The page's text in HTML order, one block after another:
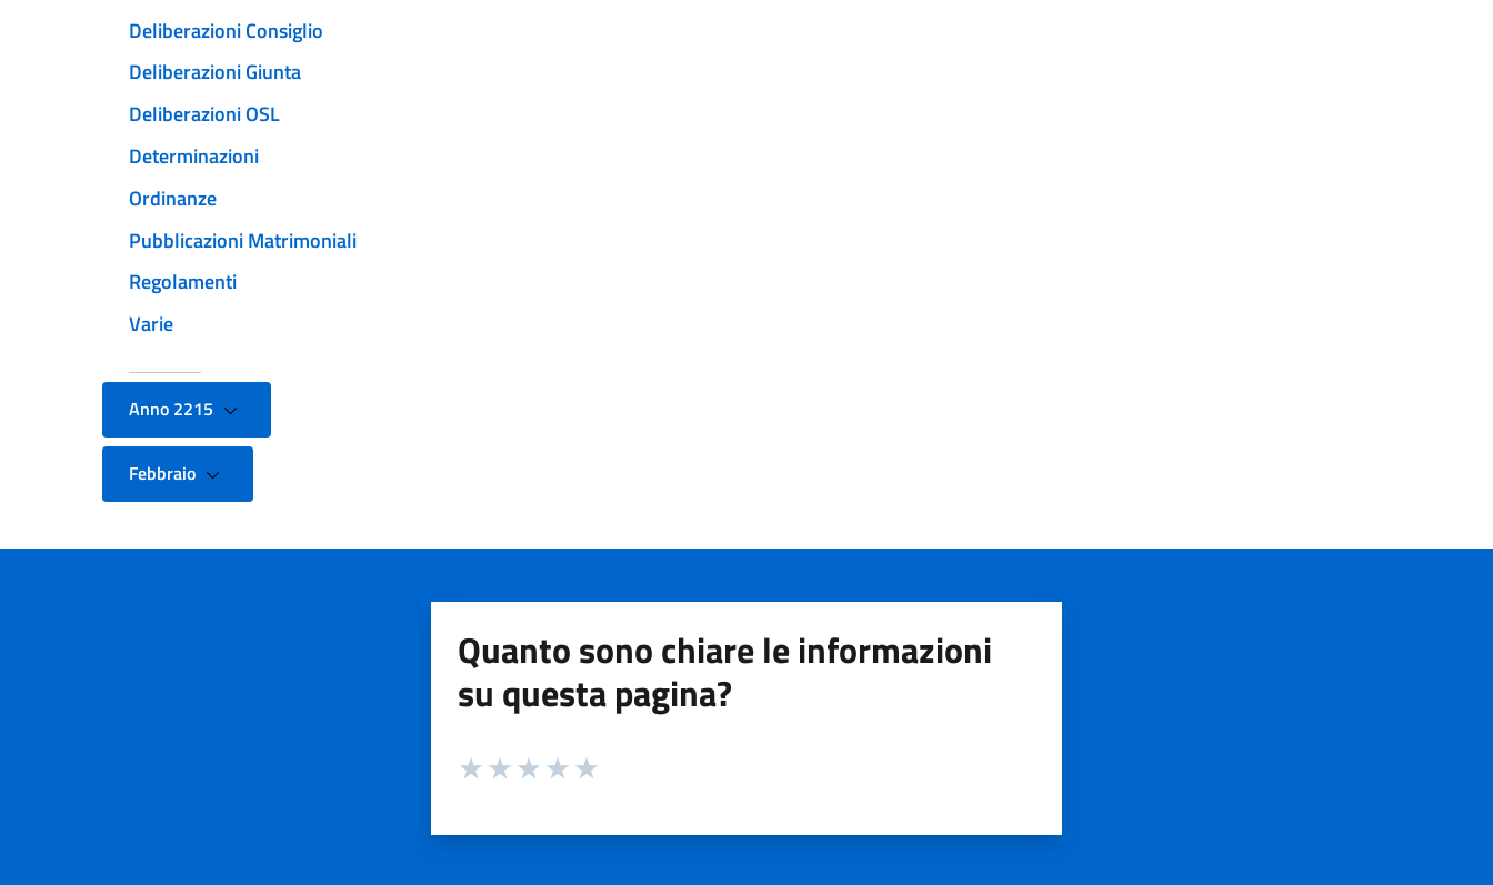
Deliberazioni Consiglio
Deliberazioni Giunta
Deliberazioni OSL
Determinazioni
Ordinanze
Pubblicazioni Matrimoniali
Regolamenti
Varie
Anno 2215
Febbraio
Quanto sono chiare le informazioni
su questa pagina?
Valuta da 1 a 5 stelle la pagina